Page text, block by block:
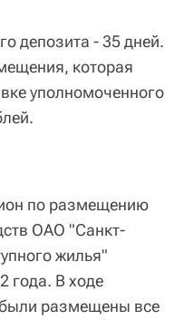
депозита - 35 дней.
которая
уполномоченного
по размещению
ОАО "Санкт-
жилья"
года. В ходе
размещены все